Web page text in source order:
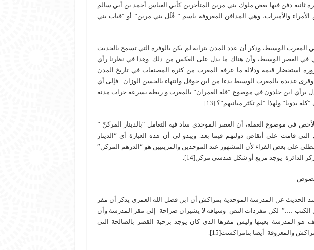
ثانية دفن فيها بعض ملوك بني مرين المتأخرين كأبي العباس أحمد بن أبي سالم
والأميرات، وهي المدافن المعروفة باسم ” قُلَل بني مرين” أو “قباب بني
المغرب الوسيط، وذكر أن عدد المدن بترابه لم يكن بالوفرة التي تسمح بالحديث
في العصر الوسيط، وأن هناك ما يدل على العكس من ذلك. وهذا في نظرنا رأي
استحضار قيمة ودلالة ما عرفه المغرب من كثرة المصنفات في تاريخ المدن
عديدة بالمغرب الوسيط بدءا من ابن حوقل وانتهاء بالحسن الوزان. فإلى أي
برأي ابن خلدون في موضوع “قلة العمران” بالمغرب و ربطه بسرعة خراب مدنه
بدويا” ولهذا “لم تكثر مبانيهم”؟ [13].
في موضوع العملة، أن العصر الموحدي ساد فيه التعامل “بالدينار المركنّ ”
قامت على أنقاض دولتهم فيما بعد. ويبدو لي أن هذه العبارة أي “الدينار
على بعض القراء لأن المشهور عند الموحدين والمرينيين هو “الدرهم المركن”
الدائرة يوجد مربع أو شكل هندسي مركن[14].
الحديث عن المدرسة الموحدية بمراكش أن ابن فضل الله العمري يذكر أن مقر
الكتب ….” لكن مفردات النص وسياقه لا يشيران صراحة إلى مقر المدرسة وأن
المدرسة بعينها وليس مقرها الذي كان يوجد برحبة القصر بالصالحة التي
والمعروفة أيضا بتامراكشت[15].